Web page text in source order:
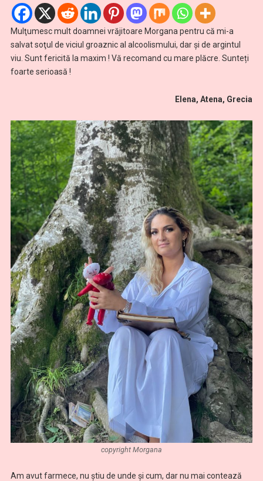
Mulţumesc mult doamnei vrăjitoare Morgana pentru că mi-a
salvat soţul de viciul groaznic al alcoolismului, dar și de argintul
viu. Sunt fericită la maxim ! Vă recomand cu mare plăcre. Sunteți
foarte serioasă !
Elena, Atena, Grecia
copyright Morgana
Am avut farmece, nu știu de unde și cum, dar nu mai contează